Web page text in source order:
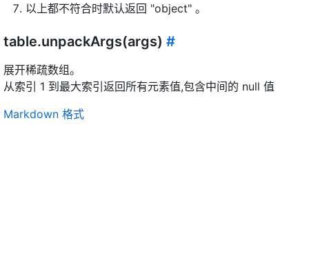
以上都不符合时默认返回 "object" 。
table.unpackArgs(args) #
展开稀疏数组。
从索引 1 到最大索引返回所有元素值,包含中间的 null 值
Markdown 格式